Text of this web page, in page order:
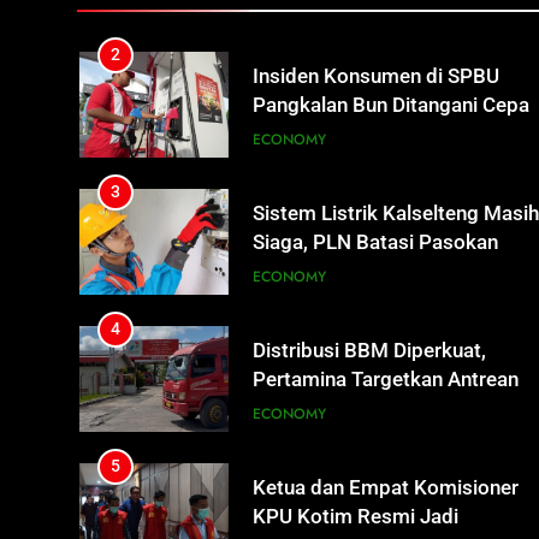
2
Insiden Konsumen di SPBU
Pangkalan Bun Ditangani Cepat,
Pertamina Pastikan Pelayanan
ECONOMY
3
Sistem Listrik Kalselteng Masih
Siaga, PLN Batasi Pasokan
Selama 7 Hari
ECONOMY
4
Distribusi BBM Diperkuat,
Pertamina Targetkan Antrean di
SPBU Sampit Segera Terurai
ECONOMY
5
Ketua dan Empat Komisioner
KPU Kotim Resmi Jadi